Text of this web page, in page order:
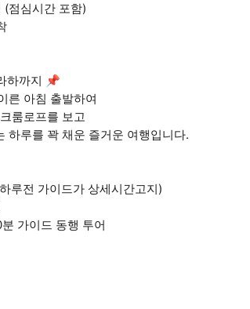
점심시간 포함)
하까지 📌
른 아침 출발하여
룸로프를 보고
하루를 꽉 채운 즐거운 여행입니다.
루전 가이드가 상세시간고지)
가이드 동행 투어